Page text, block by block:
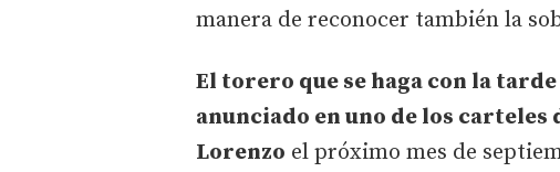
manera de reconocer también la
El torero que se haga con la
anunciado en uno de los carteles
Lorenzo el próximo mes de